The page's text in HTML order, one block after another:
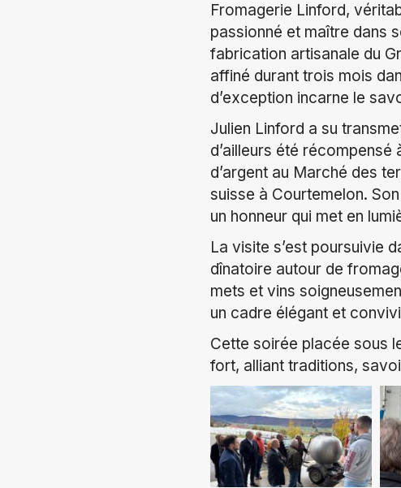
Fromagerie Linford,
passionné et maître dans
fabrication artisanale du
affiné durant trois mois
d’exception incarne le
Julien Linford a su
d’ailleurs été
d’argent au Marché des
suisse à Courtemelon.
un honneur qui met en
La visite s’est poursuivie
dînatoire autour de
mets et vins
un cadre élégant et
Cette soirée placée sous
fort, alliant traditions,